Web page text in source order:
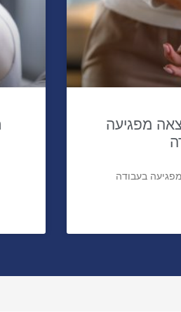
מפגיעה
בעבודה